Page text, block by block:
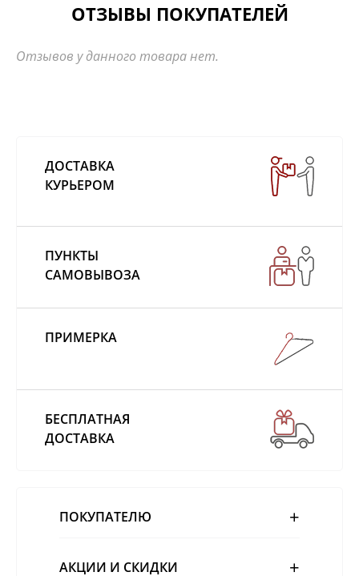
ОТЗЫВЫ ПОКУПАТЕЛЕЙ
Отзывов у данного товара нет.
ДОСТАВКА
КУРЬЕРОМ
ПУНКТЫ
САМОВЫВОЗА
ПРИМЕРКА
БЕСПЛАТНАЯ
ДОСТАВКА
ПОКУПАТЕЛЮ
АКЦИИ И СКИДКИ